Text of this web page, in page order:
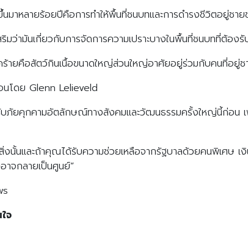
นมาหลายร้อยปีคือการทำให้พื้นที่ชนบทและการดำรงชีวิตอยู่ชา
มว่ามันเกี่ยวกับการจัดการความเปราะบางในพื้นที่ชนบทที่ต้อง
ร้ายคือสัตว์กินเนื้อขนาดใหญ่ส่วนใหญ่อาศัยอยู่ร่วมกับคนที่อยู่
นโดย Glenn Lelieveld
ยคุกคามอัตลักษณ์ทางสังคมและวัฒนธรรมครั้งใหญ่นี้ก่อน เ
นั้นและถ้าคุณได้รับความช่วยเหลือจากรัฐบาลด้วยคนพิเศษ เ
าจกลายเป็นศูนย์”
จ